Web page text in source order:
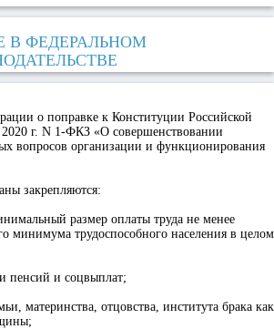
В ФЕДЕРАЛЬНОМ
о поправке к Конституции Российской
г. N 1-ФКЗ «О совершенствовании
вопросов организации и функционирования
закрепляются:
размер оплаты труда не менее
минимума трудоспособного населения в целом
пенсий и соцвыплат;
материнства, отцовства, института брака как